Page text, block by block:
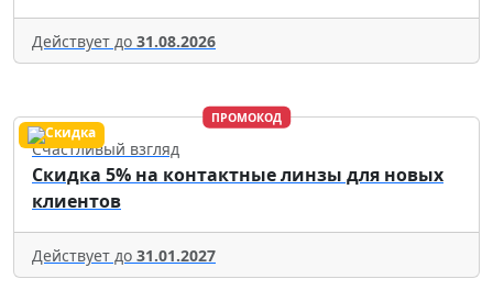
Действует до 31.08.2026
ПРОМОКОД
Счастливый взгляд
Скидка 5% на контактные линзы для новых
клиентов
Действует до 31.01.2027